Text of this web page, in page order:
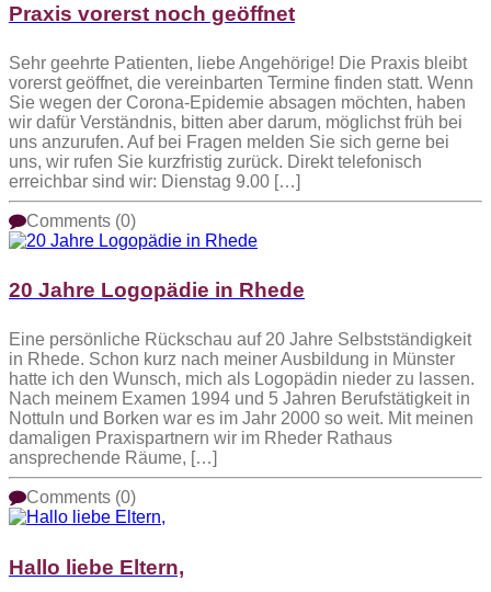
Praxis vorerst noch geöffnet
Sehr geehrte Patienten, liebe Angehörige! Die Praxis bleibt
vorerst geöffnet, die vereinbarten Termine finden statt. Wenn
Sie wegen der Corona-Epidemie absagen möchten, haben
wir dafür Verständnis, bitten aber darum, möglichst früh bei
uns anzurufen. Auf bei Fragen melden Sie sich gerne bei
uns, wir rufen Sie kurzfristig zurück. Direkt telefonisch
erreichbar sind wir: Dienstag 9.00 […]
Comments (0)
20 Jahre Logopädie in Rhede
Eine persönliche Rückschau auf 20 Jahre Selbstständigkeit
in Rhede. Schon kurz nach meiner Ausbildung in Münster
hatte ich den Wunsch, mich als Logopädin nieder zu lassen.
Nach meinem Examen 1994 und 5 Jahren Berufstätigkeit in
Nottuln und Borken war es im Jahr 2000 so weit. Mit meinen
damaligen Praxispartnern wir im Rheder Rathaus
ansprechende Räume, […]
Comments (0)
Hallo liebe Eltern,